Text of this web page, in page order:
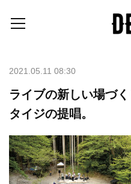
2021.05.11 08:30
ライブの新しい場づ
タイジの提唱。